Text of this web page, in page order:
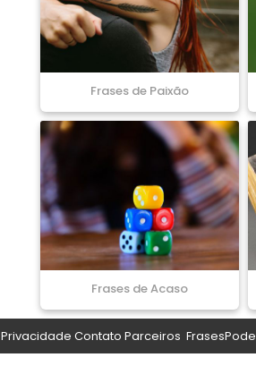
Frases de Paixão
Frases de Acaso
Privacidade Contato Parceiros